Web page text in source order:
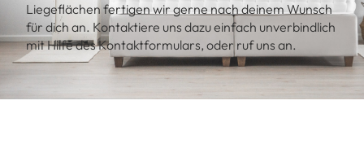
Liegeflächen fertigen wir gerne nach deinem Wunsch
für dich an. Kontaktiere uns dazu einfach unverbindlich
mit Hilfe des Kontaktformulars, oder ruf uns an.